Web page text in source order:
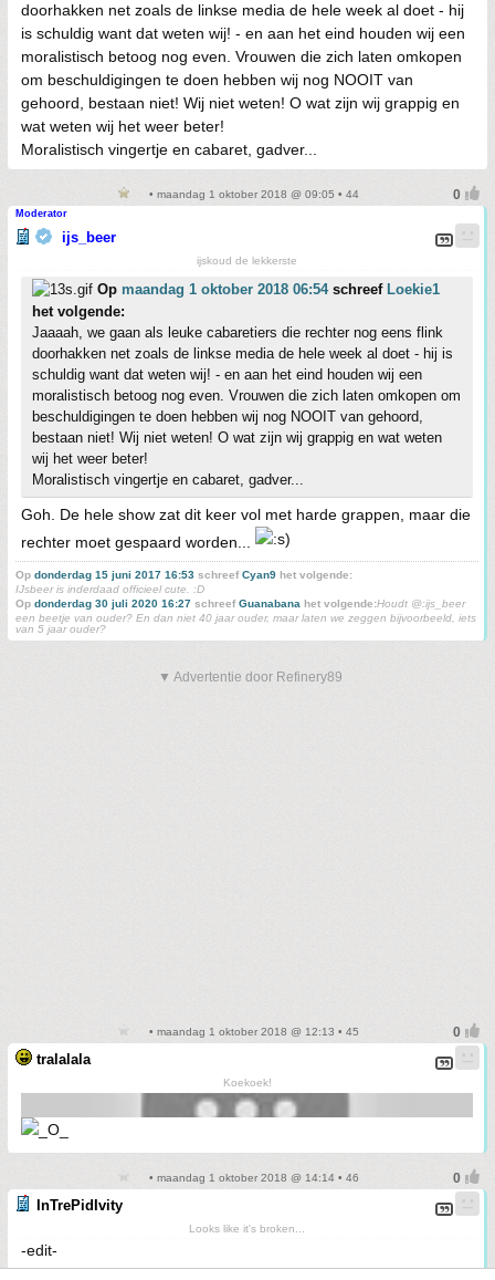
doorhakken net zoals de linkse media de hele week al doet - hij
is schuldig want dat weten wij! - en aan het eind houden wij een
moralistisch betoog nog even. Vrouwen die zich laten omkopen
om beschuldigingen te doen hebben wij nog NOOIT van
gehoord, bestaan niet! Wij niet weten! O wat zijn wij grappig en
wat weten wij het weer beter!
Moralistisch vingertje en cabaret, gadver...
• maandag 1 oktober 2018 @ 09:05 • 44
Moderator
ijs_beer
ijskoud de lekkerste
Op maandag 1 oktober 2018 06:54schreef Loekie1
het volgende:
Jaaaah, we gaan als leuke cabaretiers die rechter nog eens flink
doorhakken net zoals de linkse media de hele week al doet - hij is
schuldig want dat weten wij! - en aan het eind houden wij een
moralistisch betoog nog even. Vrouwen die zich laten omkopen om
beschuldigingen te doen hebben wij nog NOOIT van gehoord,
bestaan niet! Wij niet weten! O wat zijn wij grappig en wat weten
wij het weer beter!
Moralistisch vingertje en cabaret, gadver...
Goh. De hele show zat dit keer vol met harde grappen, maar die
rechter moet gespaard worden...
Op donderdag 15 juni 2017 16:53 schreefCyan9 het volgende:
IJsbeer is inderdaad officieel cute. :D
Op donderdag 30 juli 2020 16:27 schreefGuanabana het volgende:Houdt @:ijs_beer
een beetje van ouder? En dan niet 40 jaar ouder, maar laten we zeggen bijvoorbeeld, iets
van 5 jaar ouder?
▼ Advertentie door Refinery89
• maandag 1 oktober 2018 @ 12:13 • 45
tralalala
Koekoek!
• maandag 1 oktober 2018 @ 14:14 • 46
InTrePidIvity
Looks like it's broken...
-edit-
Verkeerde topic!